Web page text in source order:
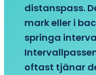
distanspass.
mark eller i
springa
oftast tjänar